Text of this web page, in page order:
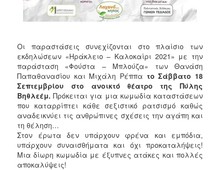
Οι παραστάσεις συνεχίζονται στο πλαίσιο των
εκδηλώσεων «Ηράκλειο – Καλοκαίρι 2021» με την
παράσταση «Φούστα – Μπλούζα» των Θανάση
Παπαθανασίου και Μιχάλη Ρέππα το Σάββατο 18
Σεπτεμβρίου στο ανοικτό θέατρο της Πύλης
Βηθλεέμ.Πρόκειται για μια κωμωδία καταστάσεων
που καταρρίπτει κάθε σεξιστικό ρατσισμό καθώς
αναδεικνύει τις ανθρώπινες σχέσεις την αγάπη και
τη θέληση…
Στον έρωτα δεν υπάρχουν φρένα και εμπόδια,
υπάρχουν συναισθήματα και όχι προκαταλήψεις!
Μια δίωρη κωμωδία με έξυπνες ατάκες και πολλές
αποκαλύψεις!